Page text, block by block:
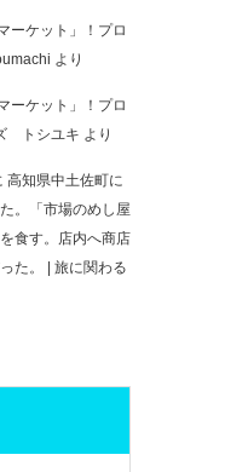
ーケット」！プロ
より
ーケット」！プロ
トシユキ より
高知県中土佐町に
。「市場のめし屋
食す。店内へ商店
た。 | 旅に関わる